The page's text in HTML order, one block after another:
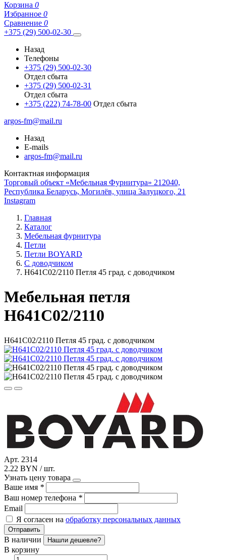
Корзина 0
Избранное 0
Сравнение 0
+375 (29) 500-02-30
Назад
Телефоны
+375 (29) 500-02-30
Отдел сбыта
+375 (29) 500-02-31
Отдел сбыта
+375 (222) 74-78-00 Отдел сбыта
argos-fm@mail.ru
Назад
E-mails
argos-fm@mail.ru
Контактная информация
Торговый объект «Мебельная Фурнитура» 212040,
Республика Беларусь, Могилёв, улица Залуцкого, 21
Instagram
Главная
Каталог
Мебельная фурнитура
Петли
Петли BOYARD
С доводчиком
H641C02/2110 Петля 45 град. с доводчиком
Мебельная петля
H641C02/2110
H641C02/2110 Петля 45 град. с доводчиком
Арт. 2314
2.22 BYN / шт.
Узнать цену товара
Ваше имя *
Ваш номер телефона *
Email
Я согласен на обработку персональных данных
Отправить
В наличии Нашли дешевле?
В корзину